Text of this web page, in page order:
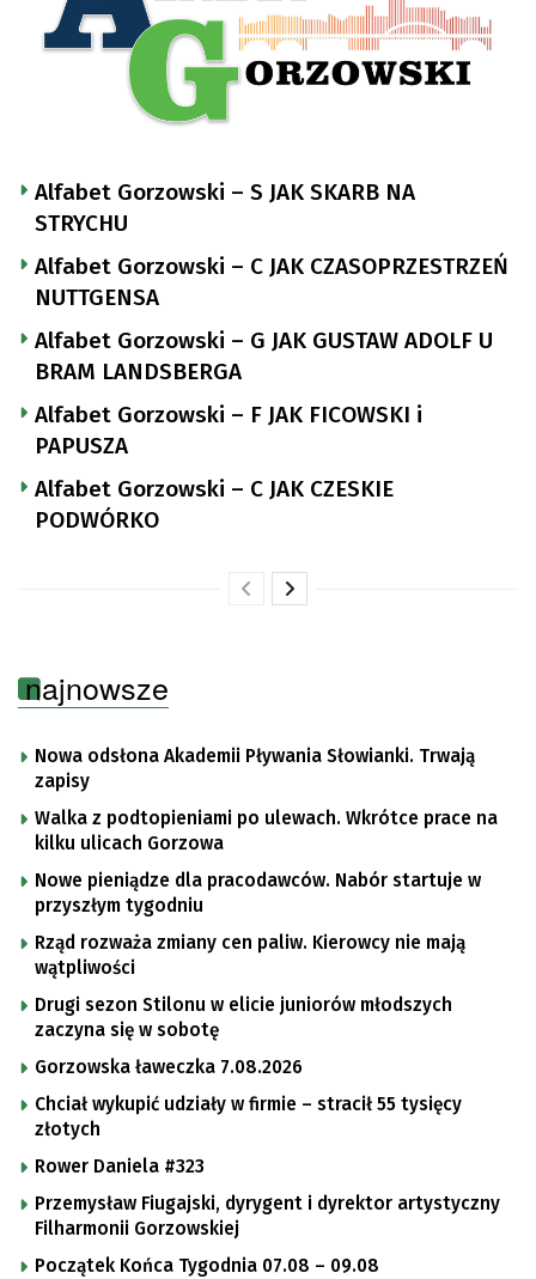
Alfabet Gorzowski – S JAK SKARB NA
STRYCHU
Alfabet Gorzowski – C JAK CZASOPRZESTRZEŃ
NUTTGENSA
Alfabet Gorzowski – G JAK GUSTAW ADOLF U
BRAM LANDSBERGA
Alfabet Gorzowski – F JAK FICOWSKI i
PAPUSZA
Alfabet Gorzowski – C JAK CZESKIE
PODWÓRKO
najnowsze
Nowa odsłona Akademii Pływania Słowianki. Trwają
zapisy
Walka z podtopieniami po ulewach. Wkrótce prace na
kilku ulicach Gorzowa
Nowe pieniądze dla pracodawców. Nabór startuje w
przyszłym tygodniu
Rząd rozważa zmiany cen paliw. Kierowcy nie mają
wątpliwości
Drugi sezon Stilonu w elicie juniorów młodszych
zaczyna się w sobotę
Gorzowska ławeczka 7.08.2026
Chciał wykupić udziały w firmie – stracił 55 tysięcy
złotych
Rower Daniela #323
Przemysław Fiugajski, dyrygent i dyrektor artystyczny
Filharmonii Gorzowskiej
Początek Końca Tygodnia 07.08 – 09.08